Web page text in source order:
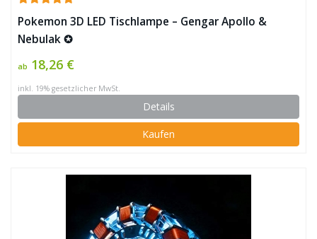
Pokemon 3D LED Tischlampe – Gengar Apollo &
Nebulak ✪
ab 18,26 €
inkl. 19% gesetzlicher MwSt.
Details
Kaufen